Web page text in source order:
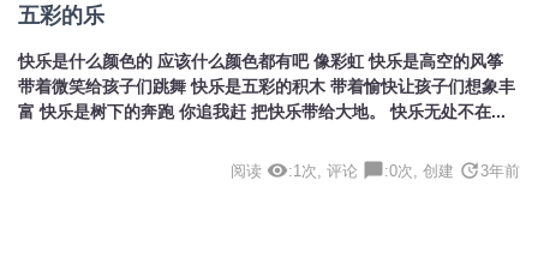
五彩的乐
快乐是什么颜色的 应该什么颜色都有吧 像彩虹 快乐是高空的风筝
带着微笑给孩子们跳舞 快乐是五彩的积木 带着愉快让孩子们想象丰
富 快乐是树下的奔跑 你追我赶 把快乐带给大地。 快乐无处不在...
阅读 visibility:1次, 评论 chat_bubble:0次, 创建 update 3年前